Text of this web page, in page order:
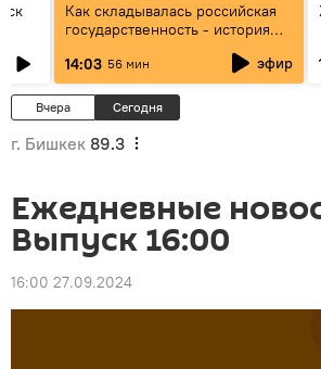
Как складывалась российская
государственность - история
России и геополитика Евразии
глазами аналитиков
14:03 56 мин эфир
Вчера Сегодня
г. Бишкек 89.3
Ежедневные
Выпуск 16:00
16:00 27.09.2024